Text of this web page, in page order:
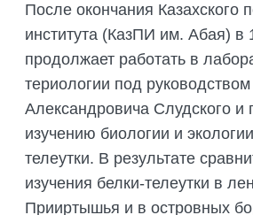
После окончания Казахского
института (КазПИ им. Абая) в
продолжает работать в
териологии под
Александровича Слудского и
изучению биологии и
телеутки. В результате
изучения белки-телеутки в
Прииртышья и в островных